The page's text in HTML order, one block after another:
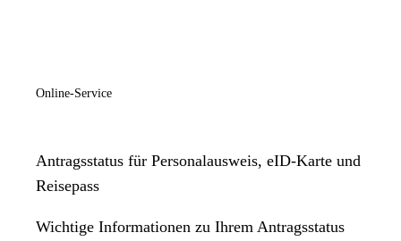
Online-Service
Antragsstatus für Personalausweis, eID-Karte und
Reisepass
Wichtige Informationen zu Ihrem Antragsstatus